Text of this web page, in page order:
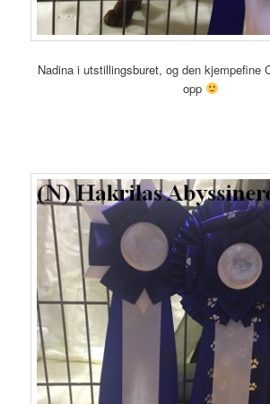
Nadina i utstillingsburet, og den kjempefine
opp